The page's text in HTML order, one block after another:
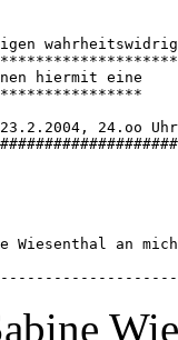
hiermit eine
24.oo
Wiesenthal an